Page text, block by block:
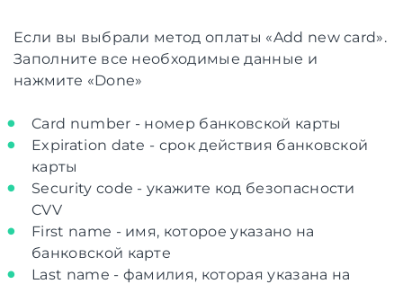
Если вы выбрали метод оплаты «Add new card».
Заполните все необходимые данные и
нажмите «Done»
Card number - номер банковской карты
Expiration date - срок действия банковской
карты
Security code - укажите код безопасности
CVV
First name - имя, которое указано на
банковской карте
Last name - фамилия, которая указана на